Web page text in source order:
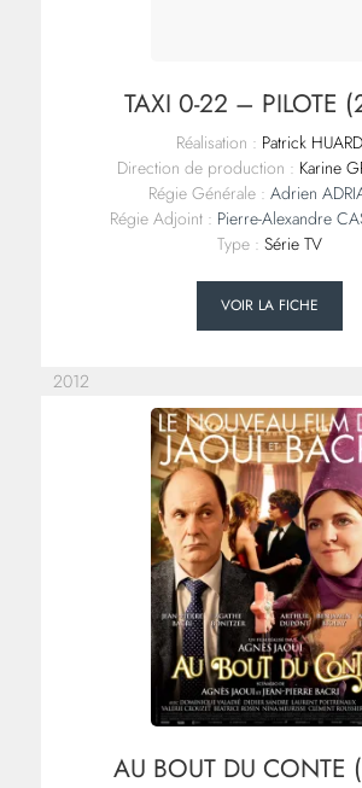
TAXI 0-22 – PILOTE
Réalisation : Patrick HUARD
Direction de production : Karine
Régie Générale : Adrien
Régie Adjoint : Pierre-Alexandre
Type : Série TV
VOIR LA FICHE
2012
AU BOUT DU CONTE